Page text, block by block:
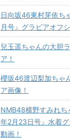
日向坂46東村芽依ち
月号』グラビアオフ
兒玉遥ちゃんの大胆
ア！
櫻坂46渡辺梨加ちゃ
ア画像！
NMB48横野すみれち
年2月23日号』水着
動画！